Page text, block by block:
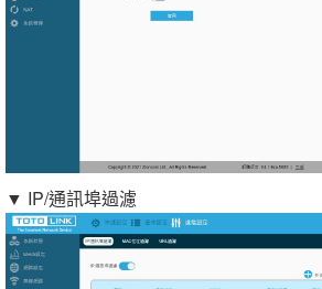
▼ IP/通訊埠過濾